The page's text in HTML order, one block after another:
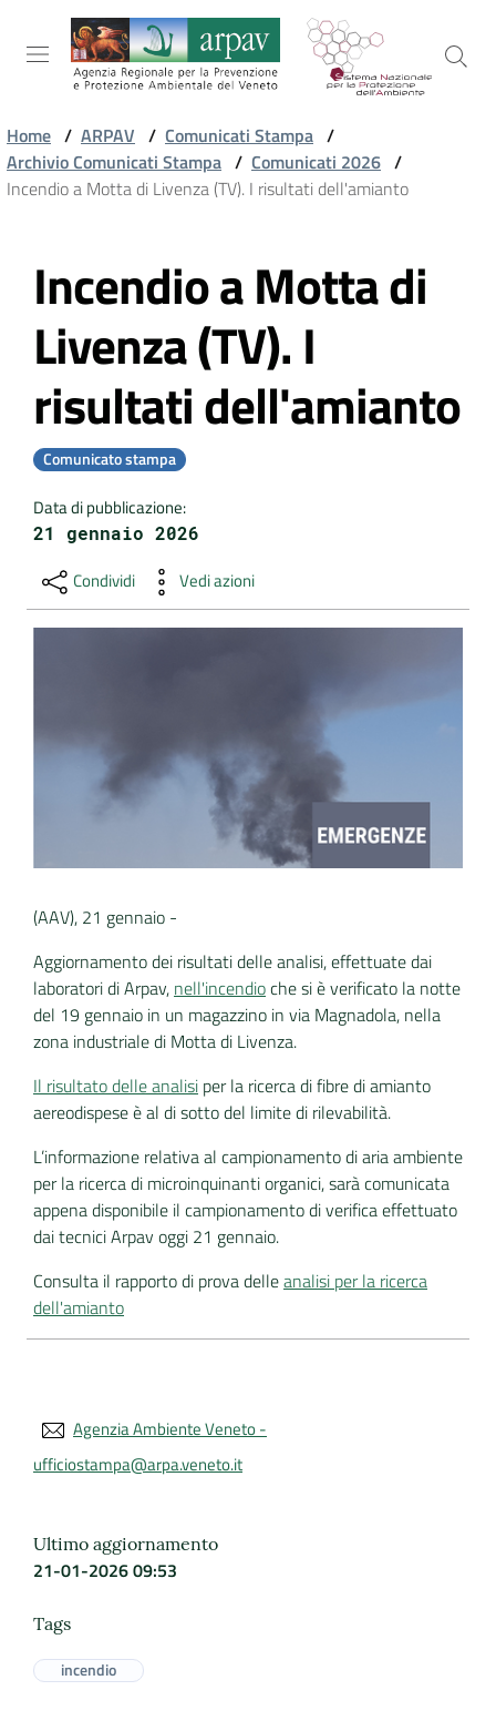
Salta al contenuto
Salta alla navigazione
Salta al footer
ARPAV
TEMI
AMBIENTALI
TERRITORIO
SERVIZI
DATI
AMBIENTALI
Home / ARPAV / Comunicati Stampa /
Archivio Comunicati Stampa / Comunicati 2026 /
Incendio a Motta di Livenza (TV). I risultati dell'amianto
Vai al contenuto
Incendio a Motta di
Livenza (TV). I
risultati dell'amianto
Comunicato stampa
Data di pubblicazione:
21 gennaio 2026
Condividi Vedi azioni
(AAV), 21 gennaio -
Aggiornamento dei risultati delle analisi, effettuate dai
laboratori di Arpav, nell'incendioche si è verificato la notte
del 19 gennaio in un magazzino in via Magnadola, nella
zona industriale di Motta di Livenza.
Il risultato delle analisi per la ricerca di fibre di amianto
aereodispese è al di sotto del limite di rilevabilità.
L’informazione relativa al campionamento di aria ambiente
per la ricerca di microinquinanti organici, sarà comunicata
appena disponibile il campionamento di verifica effettuato
dai tecnici Arpav oggi 21 gennaio.
Consulta il rapporto di prova delleanalisi per la ricerca
dell'amianto
Agenzia Ambiente Veneto -
ufficiostampa@arpa.veneto.it
Ultimo aggiornamento
21-01-2026 09:53
Tags
incendio